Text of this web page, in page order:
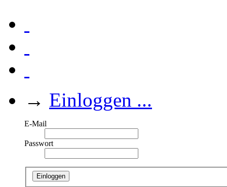
→ Einloggen ...
E-Mail
Passwort
Einloggen